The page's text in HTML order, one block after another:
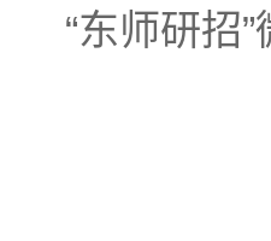
“东师研招